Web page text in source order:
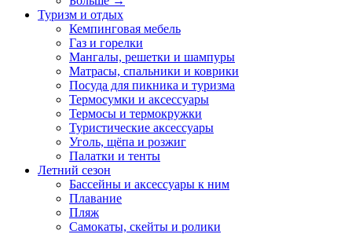
Туризм и отдых
Кемпинговая мебель
Газ и горелки
Мангалы, решетки и шампуры
Матрасы, cпальники и коврики
Посуда для пикника и туризма
Термосумки и аксессуары
Термосы и термокружки
Туристические аксессуары
Уголь, щёпа и розжиг
Палатки и тенты
Летний сезон
Бассейны и аксессуары к ним
Плавание
Пляж
Самокаты, скейты и ролики